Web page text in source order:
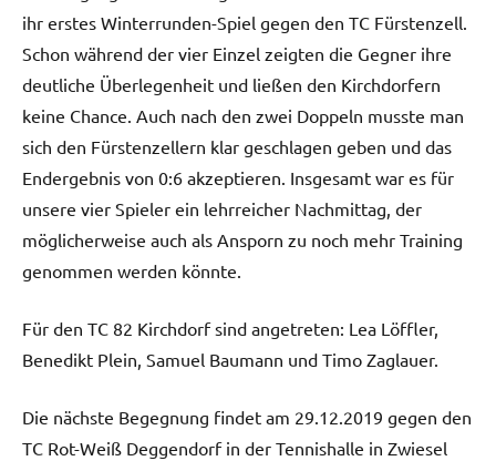
ihr erstes Winterrunden-Spiel gegen den TC Fürstenzell.
Schon während der vier Einzel zeigten die Gegner ihre
deutliche Überlegenheit und ließen den Kirchdorfern
keine Chance. Auch nach den zwei Doppeln musste man
sich den Fürstenzellern klar geschlagen geben und das
Endergebnis von 0:6 akzeptieren. Insgesamt war es für
unsere vier Spieler ein lehrreicher Nachmittag, der
möglicherweise auch als Ansporn zu noch mehr Training
genommen werden könnte.
Für den TC 82 Kirchdorf sind angetreten: Lea Löffler,
Benedikt Plein, Samuel Baumann und Timo Zaglauer.
Die nächste Begegnung findet am 29.12.2019 gegen den
TC Rot-Weiß Deggendorf in der Tennishalle in Zwiesel